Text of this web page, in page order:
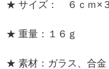
★ サイズ： ６ｃｍ×
★ 重量：１６ｇ
★ 素材：ガラス、合金